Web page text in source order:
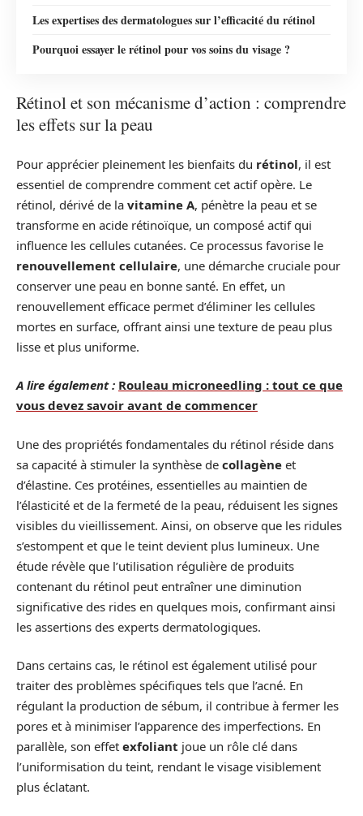
Les expertises des dermatologues sur l’efficacité du rétinol
Pourquoi essayer le rétinol pour vos soins du visage ?
Rétinol et son mécanisme d’action : comprendre
les effets sur la peau
Pour apprécier pleinement les bienfaits du rétinol, il est
essentiel de comprendre comment cet actif opère. Le
rétinol, dérivé de la vitamine A, pénètre la peau et se
transforme en acide rétinoïque, un composé actif qui
influence les cellules cutanées. Ce processus favorise le
renouvellement cellulaire, une démarche cruciale pour
conserver une peau en bonne santé. En effet, un
renouvellement efficace permet d’éliminer les cellules
mortes en surface, offrant ainsi une texture de peau plus
lisse et plus uniforme.
A lire également : Rouleau microneedling : tout ce que
vous devez savoir avant de commencer
Une des propriétés fondamentales du rétinol réside dans
sa capacité à stimuler la synthèse de collagène et
d’élastine. Ces protéines, essentielles au maintien de
l’élasticité et de la fermeté de la peau, réduisent les signes
visibles du vieillissement. Ainsi, on observe que les ridules
s’estompent et que le teint devient plus lumineux. Une
étude révèle que l’utilisation régulière de produits
contenant du rétinol peut entraîner une diminution
significative des rides en quelques mois, confirmant ainsi
les assertions des experts dermatologiques.
Dans certains cas, le rétinol est également utilisé pour
traiter des problèmes spécifiques tels que l’acné. En
régulant la production de sébum, il contribue à fermer les
pores et à minimiser l’apparence des imperfections. En
parallèle, son effet exfoliant joue un rôle clé dans
l’uniformisation du teint, rendant le visage visiblement
plus éclatant.